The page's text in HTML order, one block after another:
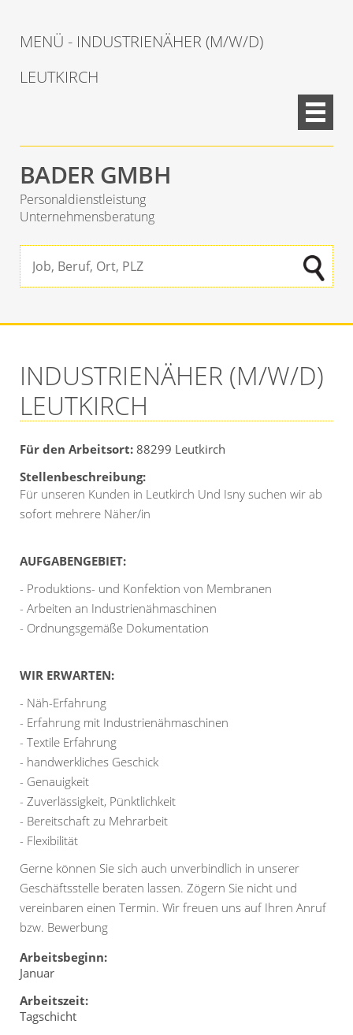
MENÜ - INDUSTRIENÄHER (M/W/D)
LEUTKIRCH
BADER GMBH
Personaldienstleistung
Unternehmensberatung
INDUSTRIENÄHER (M/W/D)
LEUTKIRCH
Für den Arbeitsort: 88299 Leutkirch
Stellenbeschreibung:
Für unseren Kunden in Leutkirch Und Isny suchen wir ab
sofort mehrere Näher/in
AUFGABENGEBIET:
- Produktions- und Konfektion von Membranen
- Arbeiten an Industrienähmaschinen
- Ordnungsgemäße Dokumentation
WIR ERWARTEN:
- Näh-Erfahrung
- Erfahrung mit Industrienähmaschinen
- Textile Erfahrung
- handwerkliches Geschick
- Genauigkeit
- Zuverlässigkeit, Pünktlichkeit
- Bereitschaft zu Mehrarbeit
- Flexibilität
Gerne können Sie sich auch unverbindlich in unserer
Geschäftsstelle beraten lassen. Zögern Sie nicht und
vereinbaren einen Termin. Wir freuen uns auf Ihren Anruf
bzw. Bewerbung
Arbeitsbeginn:
Januar
Arbeitszeit:
Tagschicht